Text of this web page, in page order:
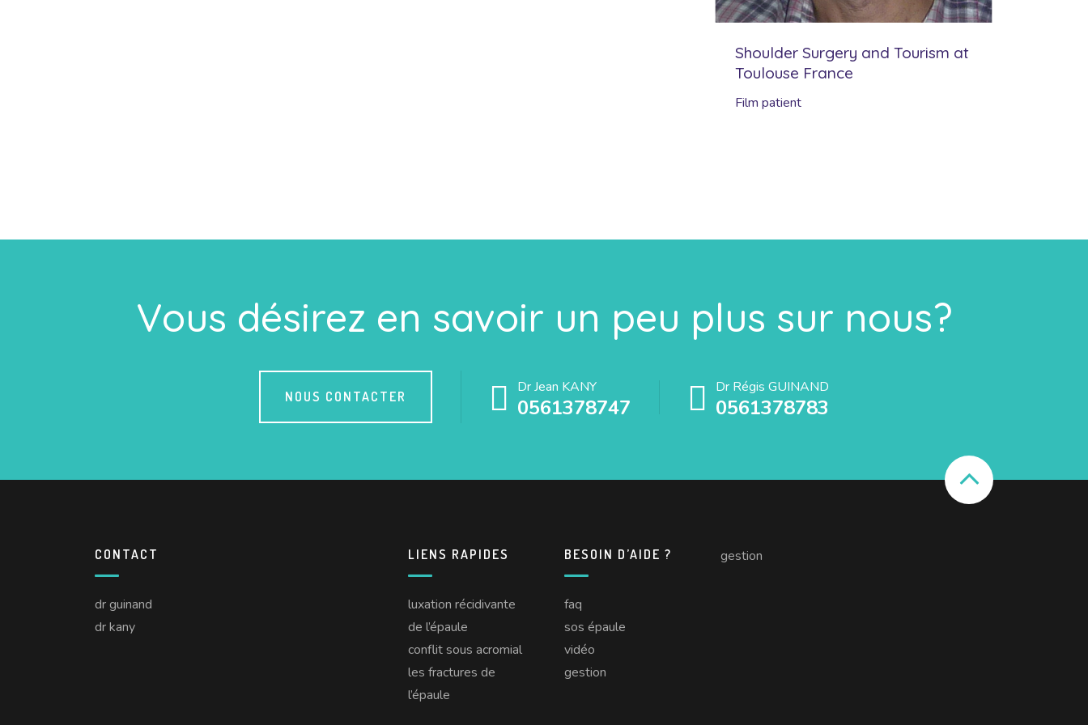
Shoulder Surgery and Tourism at
Toulouse France
Film patient
Vous désirez en savoir un peu plus sur nous?
NOUS CONTACTER
Dr Jean KANY
0561378747
Dr Régis GUINAND
0561378783
CONTACT
dr guinand
dr kany
LIENS RAPIDES
luxation récidivante
de l’épaule
conflit sous acromial
les fractures de
l’épaule
BESOIN D’AIDE ?
faq
sos épaule
vidéo
gestion
gestion